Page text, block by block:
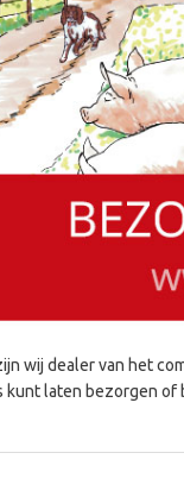
wij dealer van het
laten bezorgen of